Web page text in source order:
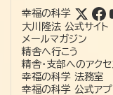
幸福の科学
大川隆法 公式サイト
メールマガジン
精舎へ行こう
精舎・支部へのアクセ
幸福の科学 法務室
幸福の科学 公式アプ